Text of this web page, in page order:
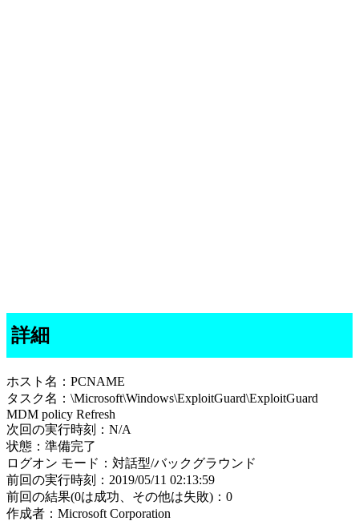
詳細
ホスト名：PCNAME
タスク名：\Microsoft\Windows\ExploitGuard\ExploitGuard
MDM policy Refresh
次回の実行時刻：N/A
状態：準備完了
ログオン モード：対話型/バックグラウンド
前回の実行時刻：2019/05/11 02:13:59
前回の結果(0は成功、その他は失敗)：0
作成者：Microsoft Corporation